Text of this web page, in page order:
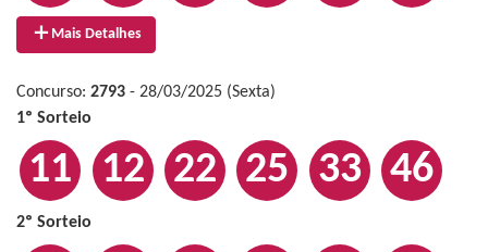
Mais Detalhes
Concurso: 2793 - 28/03/2025 (Sexta)
1º Sorteio
11 12 22 25 33 46
2º Sorteio